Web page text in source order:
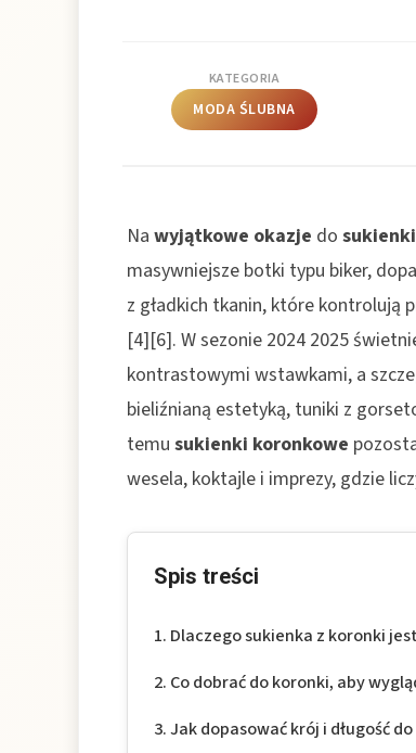
KATEGORIA
MODA ŚLUBNA
Na wyjątkowe okazje do
masywniejsze botki typu biker,
z gładkich tkanin, które kontrolują
[4][6]. W sezonie 2024 2025
kontrastowymi wstawkami, a
bieliźnianą estetyką, tuniki z
temu sukienki koronkowe
wesela, koktajle i imprezy, gdzie
Spis treści
Dlaczego sukienka z koronki
Co dobrać do koronki, aby
Jak dopasować krój i długość